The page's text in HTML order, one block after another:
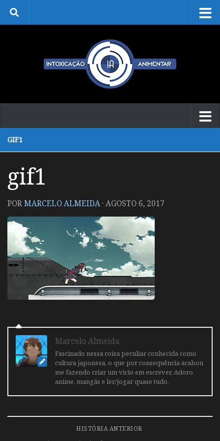
Skip to content
GIF1
gif1
PORMARCELO ALMEIDA ·AGOSTO 6, 2017
Marcelo Almeida
Fascinado nessa coisa peculiar conhecida como
cultura japonesa, o que por consequência acabou
me fazendo criar um vicio em escrever. Adoro
anime, mangás e ler/jogar quase tudo.
HISTÓRIA ANTERIOR